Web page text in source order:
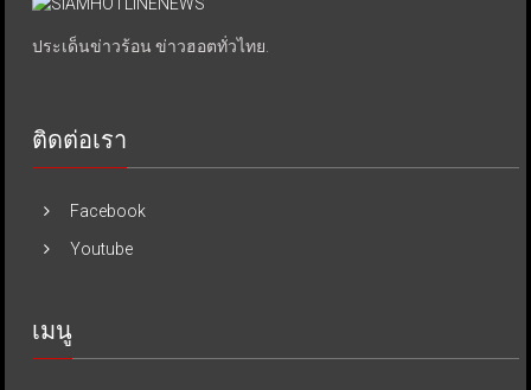
ประเด็นข่าวร้อน ข่าวฮอตทั่วไทย.
ติดต่อเรา
Facebook
Youtube
เมนู